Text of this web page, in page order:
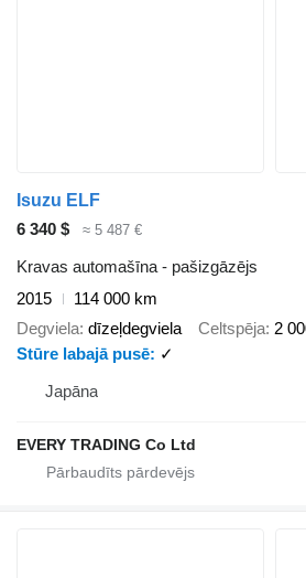
Isuzu ELF
6 340 $
≈ 5 487 €
Kravas automašīna - pašizgāzējs
2015
114 000 km
Degviela dīzeļdegviela Celtspēja 2
Stūre labajā pusē
✓
Japāna
EVERY TRADING Co Ltd